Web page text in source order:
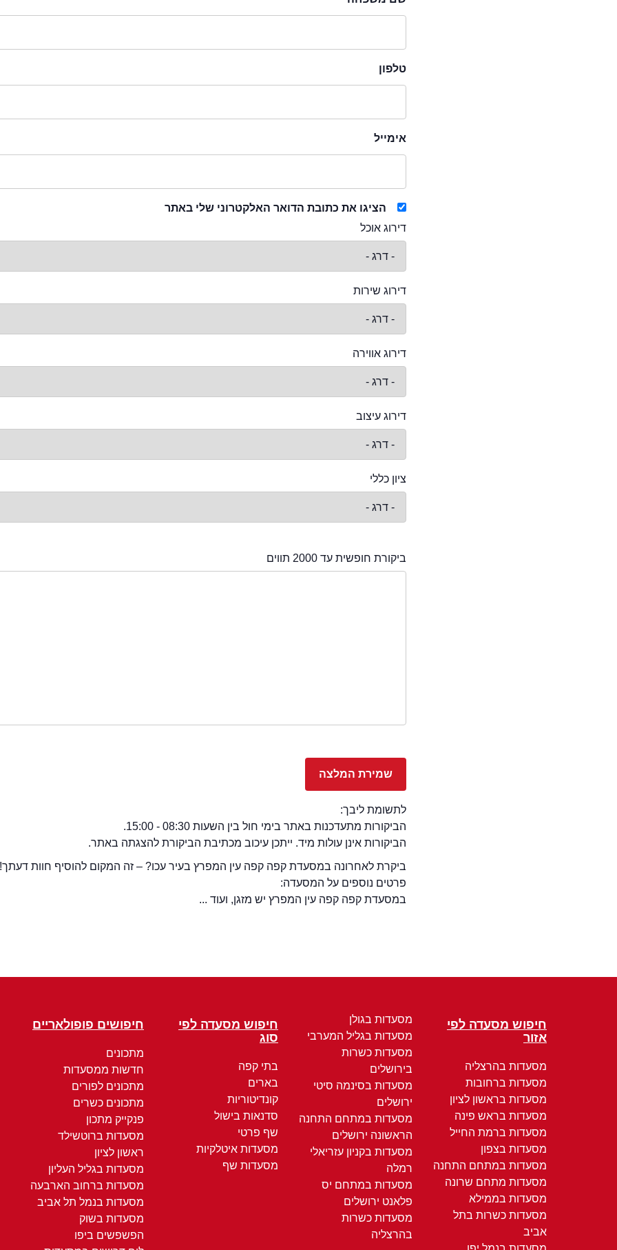
טלפון
אימייל
הציגו את כתובת הדואר האלקטרוני שלי באתר
דירוג אוכל
דירוג שירות
דירוג אווירה
דירוג עיצוב
ציון כללי
ביקורת חופשית עד 2000 תווים
לתשומת ליבך:
הביקורות מתעדכנות באתר בימי חול בין השעות 08:30 - 15:00.
הביקורות אינן עולות מיד. ייתכן עיכוב מכתיבת הביקורת להצגתה באתר.
ביקרת לאחרונה במסעדת קפה קפה עין המפרץ בעיר עכו? – זה המקום להוסיף חוות
פרטים נוספים על המסעדה:
במסעדת קפה קפה עין המפרץ יש מזגן, ועוד ...
חיפוש מסעדה לפי
אזור
מסעדות בהרצליה
מסעדות ברחובות
מסעדות בראשון לציון
מסעדות בראש פינה
מסעדות ברמת החייל
מסעדות בצפון
מסעדות במתחם התחנה
מסעדות מתחם שרונה
מסעדות בממילא
מסעדות כשרות בתל
אביב
מסעדות בגולן
מסעדות בגליל המערבי
מסעדות כשרות
בירושלים
מסעדות בסינמה סיטי
ירושלים
מסעדות במתחם התחנה
הראשונה ירושלים
מסעדות בקניון עזריאלי
רמלה
מסעדות במתחם יס
פלאנט ירושלים
מסעדות כשרות
בהרצליה
חיפוש מסעדה לפי
סוג
בתי קפה
בארים
קונדיטוריות
סדנאות בישול
שף פרטי
מסעדות איטלקיות
מסעדות שף
חיפושים פופולאריים
מתכונים
חדשות ממסעדות
מתכונים לפורים
מתכונים כשרים
פנקייק מתכון
מסעדות ברוטשילד
ראשון לציון
מסעדות בגליל העליון
מסעדות ברחוב הארבעה
מסעדות בנמל תל אביב
מסעדות בשוק
הפשפשים ביפו